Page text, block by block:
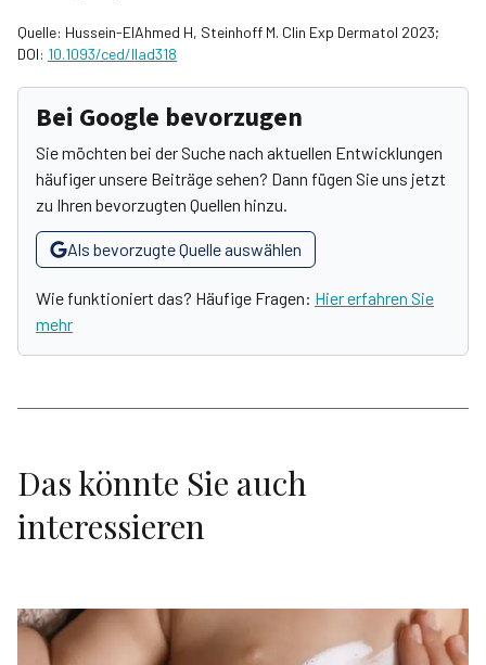
Quelle: Hussein-ElAhmed H, Steinhoff M. Clin Exp Dermatol 2023;
DOI: 10.1093/ced/Ilad318
Bei Google bevorzugen
Sie möchten bei der Suche nach aktuellen Entwicklungen
häufiger unsere Beiträge sehen? Dann fügen Sie uns jetzt
zu Ihren bevorzugten Quellen hinzu.
Als bevorzugte Quelle auswählen
Wie funktioniert das? Häufige Fragen: Hier erfahren Sie
mehr
Das könnte Sie auch
interessieren